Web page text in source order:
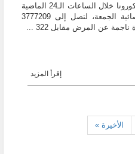
حصيلة الإصابات المؤكدة بفيروس كورونا خلال الساعات الـ24 الماضية
بواقع 4653 مقابل 4798 في إحصائية الجمعة، لتصل إلى 3777209
إقرأ المزيد
الأخيرة »